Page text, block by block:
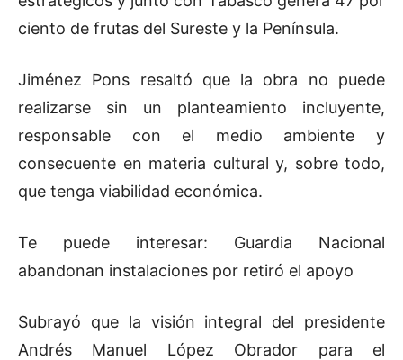
ciento de frutas del Sureste y la Península.
Jiménez Pons resaltó que la obra no puede
realizarse sin un planteamiento incluyente,
responsable con el medio ambiente y
consecuente en materia cultural y, sobre todo,
que tenga viabilidad económica.
Te puede interesar: Guardia Nacional
abandonan instalaciones por retiró el apoyo
Subrayó que la visión integral del presidente
Andrés Manuel López Obrador para el